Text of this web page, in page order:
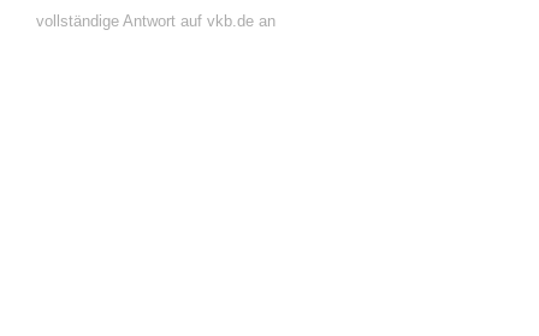
vollständige Antwort auf vkb.de an